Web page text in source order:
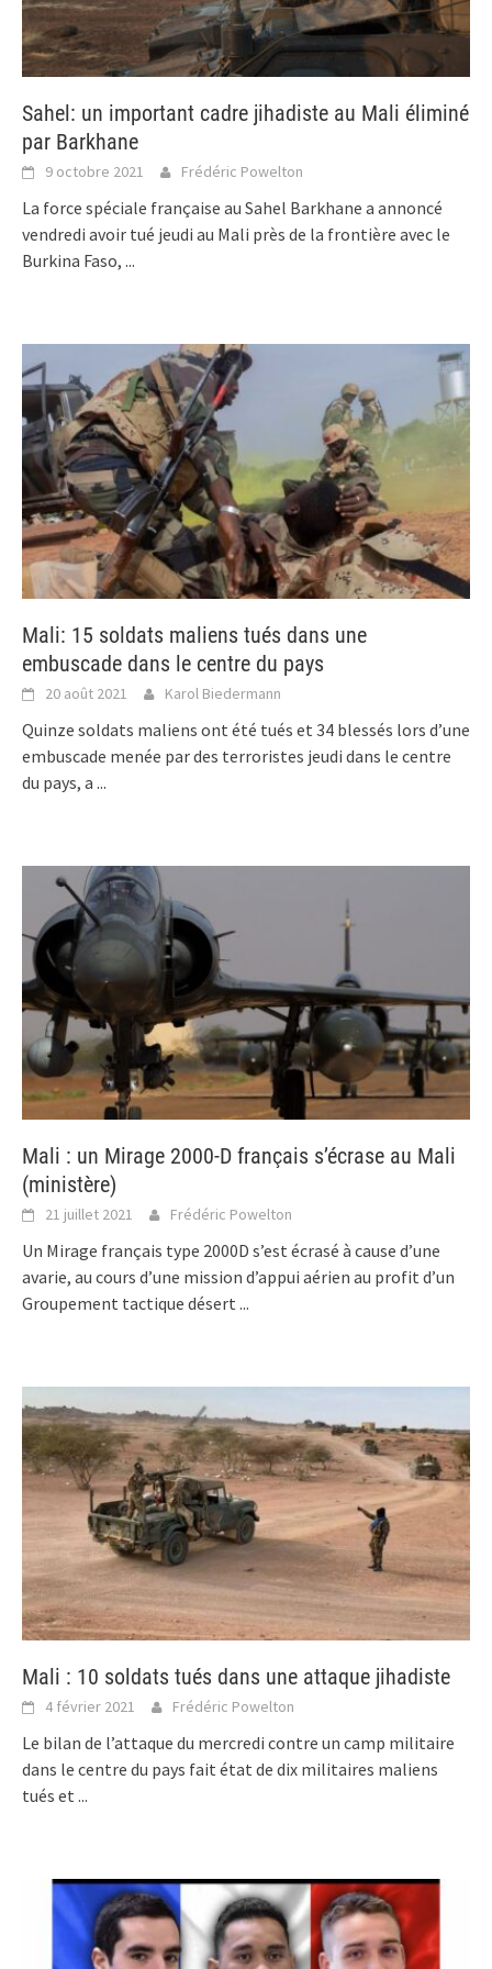
Sahel: un important cadre jihadiste au Mali éliminé
par Barkhane
9 octobre 2021 Frédéric Powelton
La force spéciale française au Sahel Barkhane a annoncé
vendredi avoir tué jeudi au Mali près de la frontière avec le
Burkina Faso, ...
Mali: 15 soldats maliens tués dans une
embuscade dans le centre du pays
20 août 2021 Karol Biedermann
Quinze soldats maliens ont été tués et 34 blessés lors d’une
embuscade menée par des terroristes jeudi dans le centre
du pays, a ...
Mali : un Mirage 2000-D français s’écrase au Mali
(ministère)
21 juillet 2021 Frédéric Powelton
Un Mirage français type 2000D s’est écrasé à cause d’une
avarie, au cours d’une mission d’appui aérien au profit d’un
Groupement tactique désert ...
Mali : 10 soldats tués dans une attaque jihadiste
4 février 2021 Frédéric Powelton
Le bilan de l’attaque du mercredi contre un camp militaire
dans le centre du pays fait état de dix militaires maliens
tués et ...